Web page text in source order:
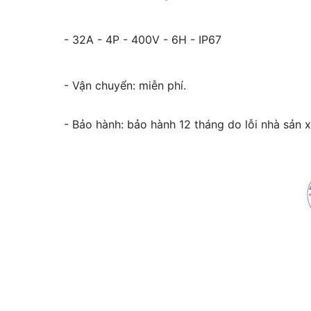
- 32A - 4P - 400V - 6H - IP67
- Vận chuyển: miễn phí.
- Bảo hành: bảo hành 12 tháng do lỗi nhà sản